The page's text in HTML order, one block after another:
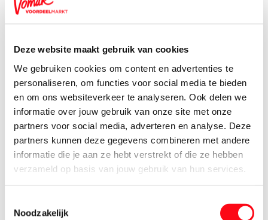
Deze website maakt gebruik van cookies
We gebruiken cookies om content en advertenties te
personaliseren, om functies voor social media te bieden
en om ons websiteverkeer te analyseren. Ook delen we
informatie over jouw gebruik van onze site met onze
partners voor social media, adverteren en analyse. Deze
partners kunnen deze gegevens combineren met andere
informatie die je aan ze hebt verstrekt of die ze hebben
verzameld op basis van jouw gebruik van hun services.
Noodzakelijk
Pincode vergeten
Persoonlijk KIK-account
6 stuks